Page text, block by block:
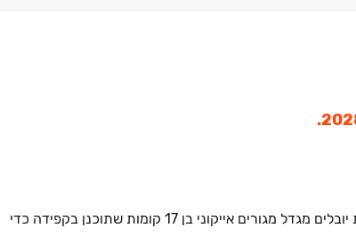
במיקום המדויק ביותר בין הפארק לים, בשכונת פארק הים המבוקשת בנתניה, מקימה קבוצת יובלים מגדל מגורים אייקוני בן ‏17 קומות שתוכנן בקפידה כדי